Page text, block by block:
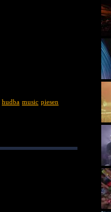
hudba music piesen